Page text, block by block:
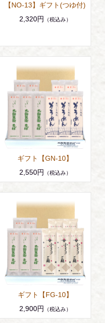
【NO-13】ギフト(つゆ付)
2,320円
（税込み）
ギフト【GN-10】
2,550円
（税込み）
ギフト【FG-10】
2,900円
（税込み）